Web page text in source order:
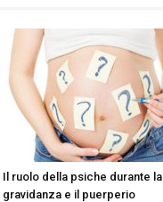
Il ruolo della psiche durante la
gravidanza e il puerperio